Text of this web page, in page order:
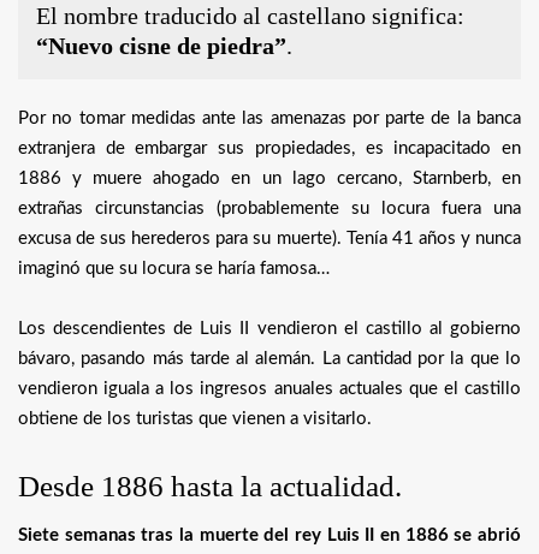
El nombre traducido al castellano significa:
“Nuevo cisne de piedra”.
Por no tomar medidas ante las amenazas por parte de la banca
extranjera de embargar sus propiedades, es incapacitado en
1886 y muere ahogado en un lago cercano, Starnberb, en
extrañas circunstancias (probablemente su locura fuera una
excusa de sus herederos para su muerte). Tenía 41 años y nunca
imaginó que su locura se haría famosa…
Los descendientes de Luis II vendieron el castillo al gobierno
bávaro, pasando más tarde al alemán. La cantidad por la que lo
vendieron iguala a los ingresos anuales actuales que el castillo
obtiene de los turistas que vienen a visitarlo.
Desde 1886 hasta la actualidad.
Siete semanas tras la muerte del rey Luis II en 1886 se abrió